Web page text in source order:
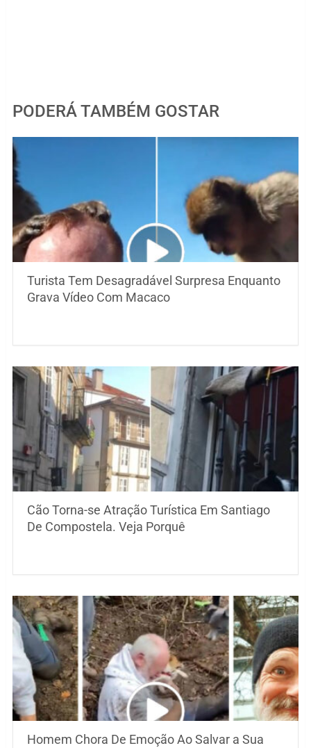
PODERÁ TAMBÉM GOSTAR
Turista Tem Desagradável Surpresa Enquanto
Grava Vídeo Com Macaco
Cão Torna-se Atração Turística Em Santiago
De Compostela. Veja Porquê
Homem Chora De Emoção Ao Salvar a Sua